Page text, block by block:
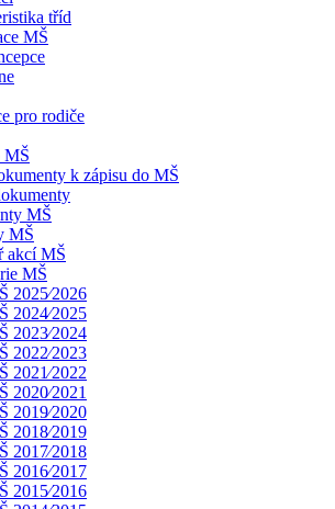
tříd
MŠ
pro rodiče
MŠ
k zápisu do MŠ
MŠ
MŠ
akcí MŠ
MŠ
2025⁄2026
2024⁄2025
2023⁄2024
2022⁄2023
2021⁄2022
2020⁄2021
2019⁄2020
2018⁄2019
2017⁄2018
2016⁄2017
2015⁄2016